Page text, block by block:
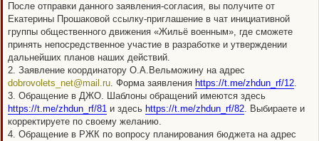
После отправки данного заявления-согласия, вы получите от
Екатерины Прошаковой ссылку-приглашение в чат инициативной
группы общественного движения «Жильё военным», где сможете
принять непосредственное участие в разработке и утверждении
дальнейших планов наших действий.
2. Заявление координатору О.А.Вельможину на адрес
dobrovolets_net@mail.ru. Форма заявления https://t.me/zhdun_rf/12.
3. Обращение в ДЖО. Шаблоны обращений имеются здесь
https://t.me/zhdun_rf/81 и здесь https://t.me/zhdun_rf/82. Выбираете и
корректируете по своему желанию.
4. Обращение в РЖК по вопросу планирования бюджета на адрес